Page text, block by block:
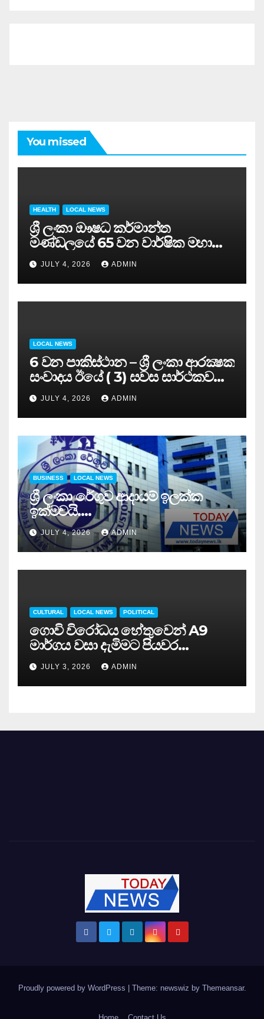
You missed
HEALTH LOCAL NEWS
ශ්‍රී ලංකා ඖෂධ කර්මාන්ත
මණ්ඩලයේ 65 වන වාර්ෂික මහා
සමුළුව සෞඛ්‍ය නියෝජ්‍ය
අමාත්‍යවරයාගේ ප්‍රධානත්වයෙන්……
JULY 4, 2026 ADMIN
LOCAL NEWS
6 වන පාකිස්ථාන – ශ්‍රී ලංකා ආරක්‍ෂක
සංවාදය ඊයේ ( 3) සවස සාර්ථකව
අවසන් කරයි..
JULY 4, 2026 ADMIN
BUSINESS LOCAL NEWS
ශ්‍රී ලංකා රේගුව ආදායම් ඉලක්ක
ඉක්මවයි….
JULY 4, 2026 ADMIN
CULTURAL LOCAL NEWS POLITICAL
ගොවි විරෝධය හේතුවෙන් A9
මාර්ගය වසා දැමිමට පියවර…
JULY 3, 2026 ADMIN
Proudly powered by WordPress Theme: newswiz by Themeansar.